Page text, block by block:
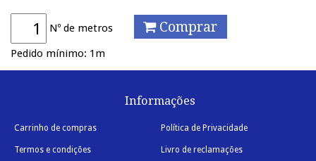
Nº de metros Comprar
Pedido mínimo: 1m
Informações
Carrinho de compras Política de Privacidade
Termos e condições Livro de reclamações